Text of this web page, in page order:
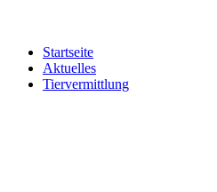
Startseite
Aktuelles
Tiervermittlung